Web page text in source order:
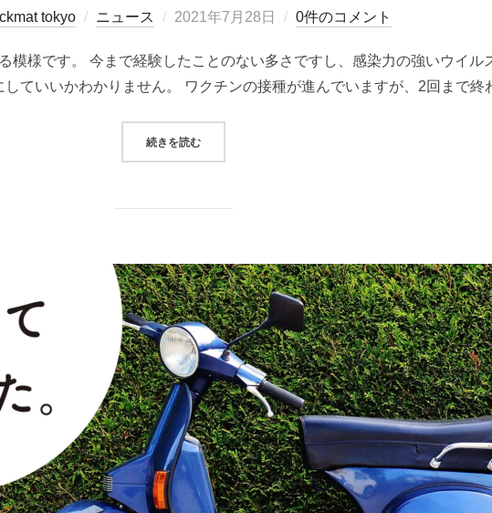
tokyo ニュース
投
日:
2021年7月28日 0件のコメント
模様です。 今まで経験したことのない多さですし、感染力の強いウイル
していいかわかりません。 ワクチンの接種が進んでいますが、2回まで
続きを読む“休館のお知らせ”